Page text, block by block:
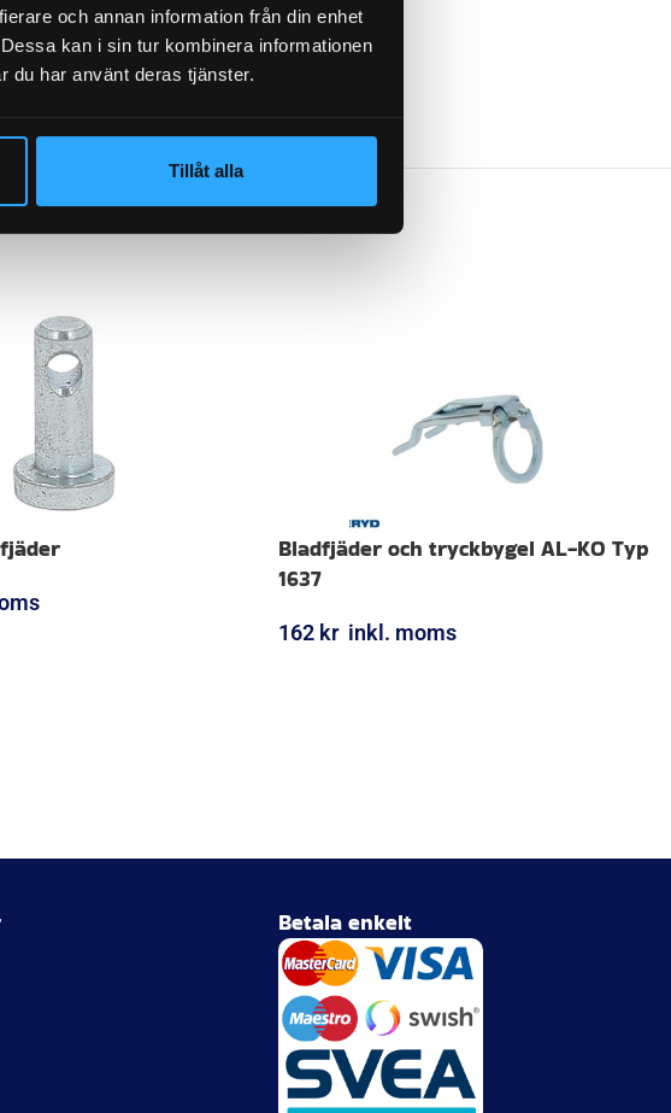
och annan information från din enhet
kan i sin tur kombinera informationen
du har använt deras tjänster.
Tillåt alla
Justeringsdetaljer
Bladfjäder och tryckbygel AL-KO Typ
1637
162 kr inkl. moms
Betala enkelt